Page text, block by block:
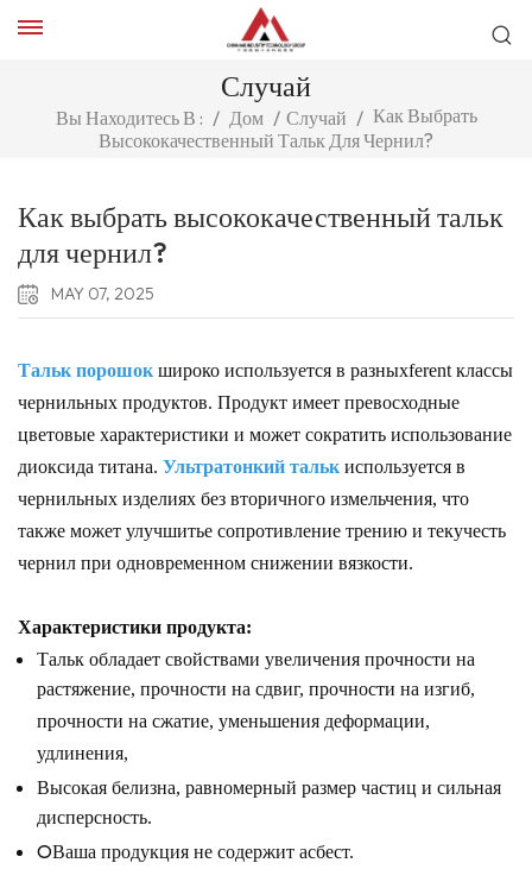
Случай
Вы Находитесь В : / Дом / Случай / Как Выбрать
Высококачественный Тальк Для Чернил?
Как выбрать высококачественный тальк
для чернил?
MAY 07, 2025
Тальк порошок широко используется в разныхferent классы
чернильных продуктов. Продукт имеет превосходные
цветовые характеристики и может сократить использование
диоксида титана. Ультратонкий тальк используется в
чернильных изделиях без вторичного измельчения, что
также может улучшитьe сопротивление трению и текучесть
чернил при одновременном снижении вязкости.
Характеристики продукта:
Тальк обладает свойствами увеличения прочности на
растяжение, прочности на сдвиг, прочности на изгиб,
прочности на сжатие, уменьшения деформации,
удлинения,
Высокая белизна, равномерный размер частиц и сильная
дисперсность.
OВаша продукция не содержит асбест.